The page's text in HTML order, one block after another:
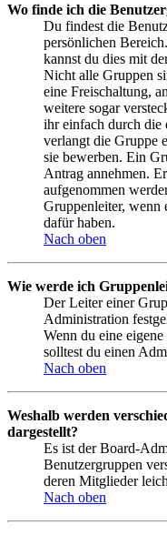
Wo finde ich die
Du findest die
persönlichen
kannst du dies mit
Nicht alle Gruppen
eine Freischaltung,
weitere sogar
ihr einfach durch die
verlangt die Gruppe
sie bewerben. Ein
Antrag annehmen.
aufgenommen
Gruppenleiter, wenn
dafür haben.
Nach oben
Wie werde ich
Der Leiter einer
Administration
Wenn du eine
solltest du einen
Nach oben
Weshalb werden
dargestellt?
Es ist der Board-
Benutzergruppen
deren Mitglieder
Nach oben